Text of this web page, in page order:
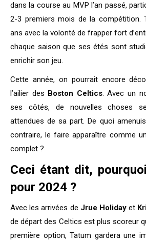
dans la course au MVP l’an passé,
2-3 premiers mois de la compétition.
ans avec la volonté de frapper fort
chaque saison que ses étés sont
enrichir son jeu.
Cette année, on pourrait encore
l’ailier des Boston Celtics. Avec un
ses côtés, de nouvelles choses
attendues de sa part. De quoi
contraire, le faire apparaître comme
complet ?
Ceci étant dit,
pour 2024 ?
Avec les arrivées de Jrue Holiday et
de départ des Celtics est plus scoreur
première option, Tatum gardera une